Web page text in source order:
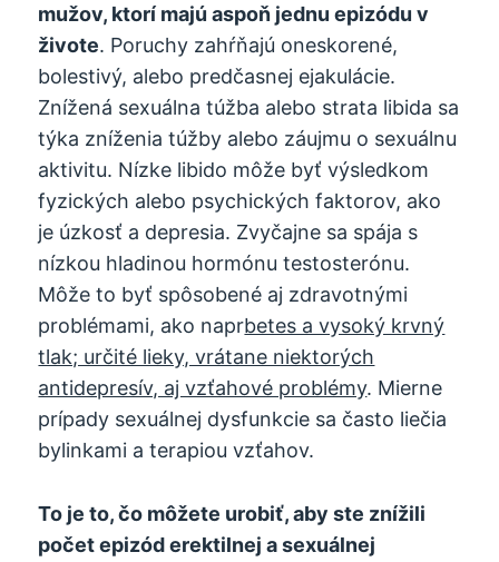
mužov, ktorí majú aspoň jednu epizódu v
živote. Poruchy zahŕňajú oneskorené,
bolestivý, alebo predčasnej ejakulácie.
Znížená sexuálna túžba alebo strata libida sa
týka zníženia túžby alebo záujmu o sexuálnu
aktivitu. Nízke libido môže byť výsledkom
fyzických alebo psychických faktorov, ako
je úzkosť a depresia. Zvyčajne sa spája s
nízkou hladinou hormónu testosterónu.
Môže to byť spôsobené aj zdravotnými
problémami, ako naprbetes a vysoký krvný
tlak; určité lieky, vrátane niektorých
antidepresív, aj vzťahové problémy. Mierne
prípady sexuálnej dysfunkcie sa často liečia
bylinkami a terapiou vzťahov.
To je to, čo môžete urobiť, aby ste znížili
počet epizód erektilnej a sexuálnej